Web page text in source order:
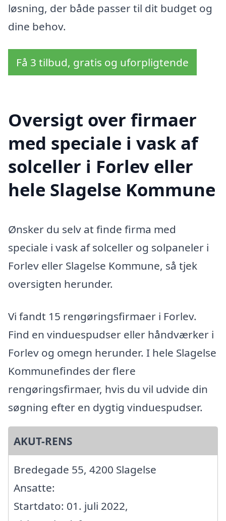
løsning, der både passer til dit budget og
dine behov.
Få 3 tilbud, gratis og uforpligtende
Oversigt over firmaer
med speciale i vask af
solceller i Forlev eller
hele Slagelse Kommune
Ønsker du selv at finde firma med
speciale i vask af solceller og solpaneler i
Forlev eller Slagelse Kommune, så tjek
oversigten herunder.
Vi fandt 15 rengøringsfirmaer i Forlev.
Find en vinduespudser eller håndværker i
Forlev og omegn herunder. I hele Slagelse
Kommunefindes der flere
rengøringsfirmaer, hvis du vil udvide din
søgning efter en dygtig vinduespudser.
AKUT-RENS
Bredegade 55, 4200 Slagelse
Ansatte:
Startdato: 01. juli 2022,